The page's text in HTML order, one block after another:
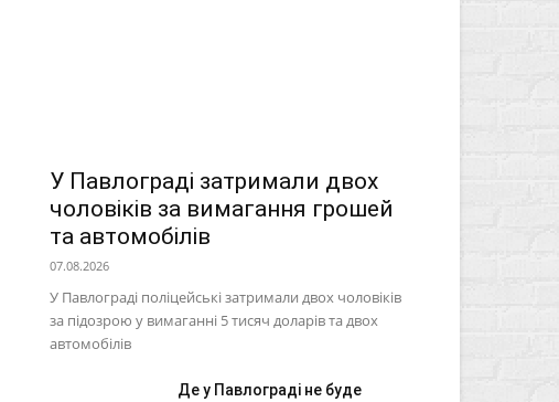
У Павлограді затримали двох
чоловіків за вимагання грошей
та автомобілів
07.08.2026
У Павлограді поліцейські затримали двох чоловіків
за підозрою у вимаганні 5 тисяч доларів та двох
автомобілів
Де у Павлограді не буде